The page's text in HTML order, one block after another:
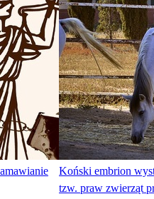
Koński embrion
tzw. praw zwierząt